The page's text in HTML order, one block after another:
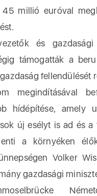
45 millió euróval
és gazdasági
támogatták a
fellendülését
megindításával
hídépítése, amely
új esélyt is ad és a
a környéken
Volker
gazdasági